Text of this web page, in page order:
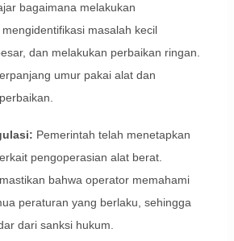
bagaimana melakukan
masalah kecil
dan melakukan perbaikan ringan.
umur pakai alat dan
Pemerintah telah menetapkan
pengoperasian alat berat.
bahwa operator memahami
peraturan yang berlaku, sehingga
dari sanksi hukum.